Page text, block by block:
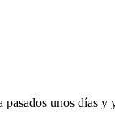
unos días